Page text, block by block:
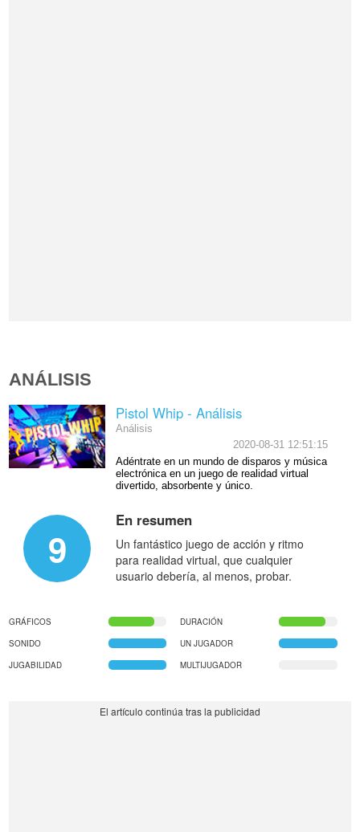
ANÁLISIS
Pistol Whip - Análisis
Análisis
2020-08-31 12:51:15
Adéntrate en un mundo de disparos y música
electrónica en un juego de realidad virtual
divertido, absorbente y único.
9
En resumen
Un fantástico juego de acción y ritmo
para realidad virtual, que cualquier
usuario debería, al menos, probar.
GRÁFICOS
DURACIÓN
SONIDO
UN JUGADOR
JUGABILIDAD
MULTIJUGADOR